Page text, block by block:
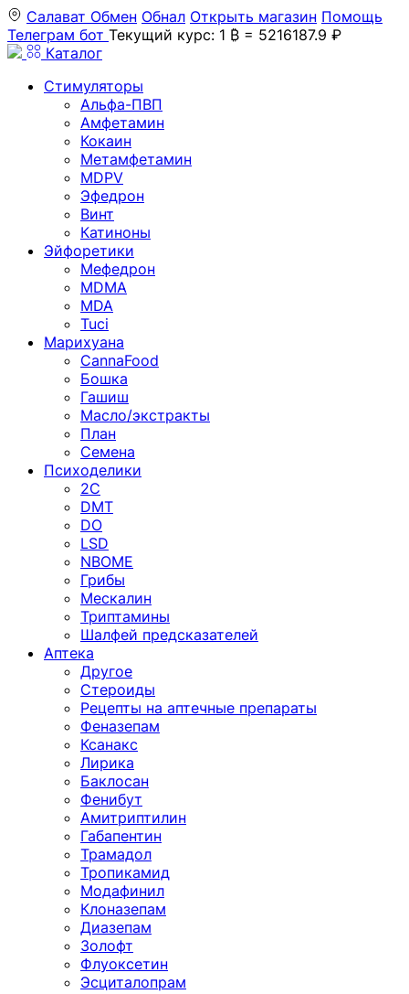
Салават Обмен Обнал Открыть магазин Помощь
Телеграм бот Текущий курс: 1 ₿ = 5216187.9 ₽
Каталог
Стимуляторы
Альфа-ПВП
Амфетамин
Кокаин
Метамфетамин
MDPV
Эфедрон
Винт
Катиноны
Эйфоретики
Мефедрон
MDMA
MDA
Tuci
Марихуана
CannaFood
Бошка
Гашиш
Масло/экстракты
План
Семена
Психоделики
2C
DMT
DO
LSD
NBOME
Грибы
Мескалин
Триптамины
Шалфей предсказателей
Аптека
Другое
Стероиды
Рецепты на аптечные препараты
Феназепам
Ксанакс
Лирика
Баклосан
Фенибут
Амитриптилин
Габапентин
Трамадол
Тропикамид
Модафинил
Клоназепам
Диазепам
Золофт
Флуоксетин
Эсциталопрам